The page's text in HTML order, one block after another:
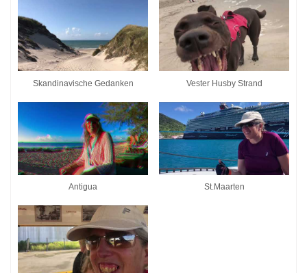
Skandinavische Gedanken Vester Husby Strand
Antigua St.Maarten